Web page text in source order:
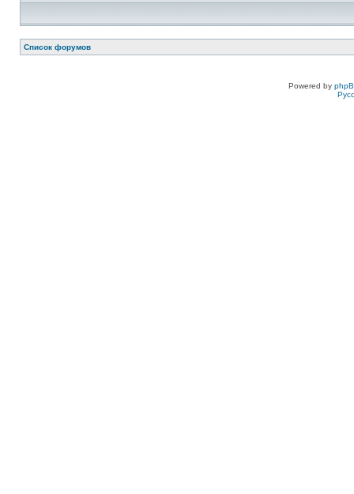
Список форумов
Powered by